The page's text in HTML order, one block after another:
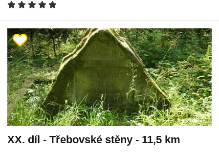
XX. díl - Třebovské stěny - 11,5 km